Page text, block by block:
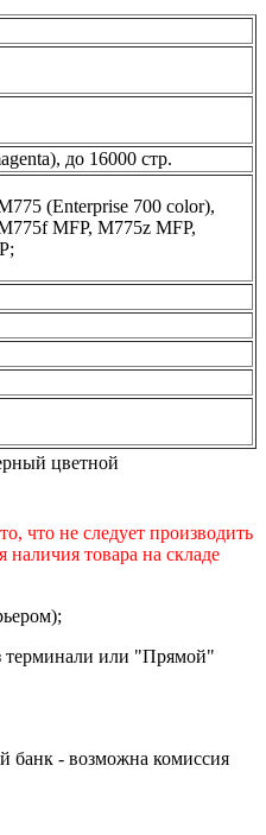
до 16000 стр.
(Enterprise 700 color),
MFP, M775z MFP,
цветной
что не следует производить
наличия товара на складе
терминали или "Прямой"
банк - возможна комиссия